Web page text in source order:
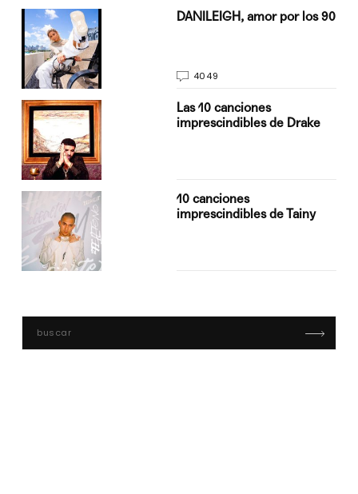
DANILEIGH, amor por los 90
4049
Las 10 canciones
imprescindibles de Drake
10 canciones
imprescindibles de Tainy